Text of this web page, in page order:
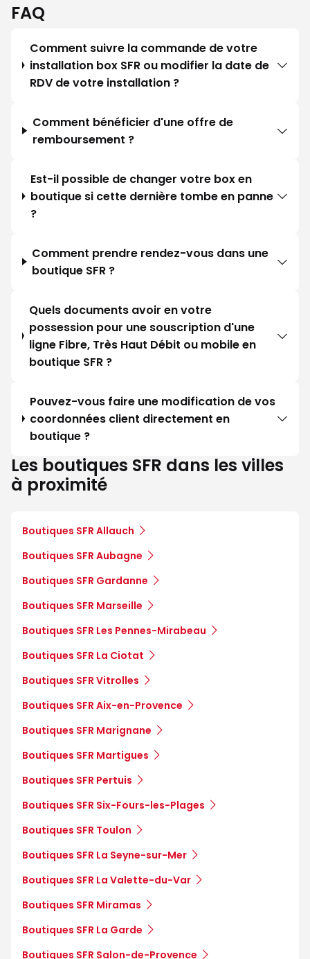
FAQ
Comment suivre la commande de votre
installation box SFR ou modifier la date de
RDV de votre installation ?
Comment bénéficier d'une offre de
remboursement ?
Est-il possible de changer votre box en
boutique si cette dernière tombe en panne
?
Comment prendre rendez-vous dans une
boutique SFR ?
Quels documents avoir en votre
possession pour une souscription d'une
ligne Fibre, Très Haut Débit ou mobile en
boutique SFR ?
Pouvez-vous faire une modification de vos
coordonnées client directement en
boutique ?
Les boutiques SFR dans les villes
à proximité
Boutiques SFR Allauch
Boutiques SFR Aubagne
Boutiques SFR Gardanne
Boutiques SFR Marseille
Boutiques SFR Les Pennes-Mirabeau
Boutiques SFR La Ciotat
Boutiques SFR Vitrolles
Boutiques SFR Aix-en-Provence
Boutiques SFR Marignane
Boutiques SFR Martigues
Boutiques SFR Pertuis
Boutiques SFR Six-Fours-les-Plages
Boutiques SFR Toulon
Boutiques SFR La Seyne-sur-Mer
Boutiques SFR La Valette-du-Var
Boutiques SFR Miramas
Boutiques SFR La Garde
Boutiques SFR Salon-de-Provence